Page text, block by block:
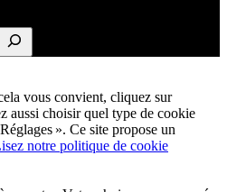
vous convient, cliquez sur
aussi choisir quel type de cookie
». Ce site propose un
notre politique de cookie